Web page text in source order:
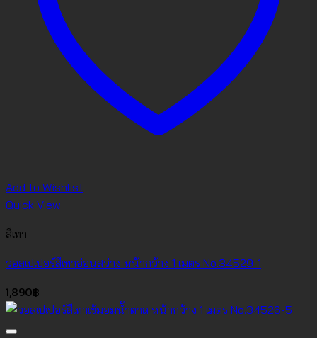
Add to Wishlist
Quick View
สีเทา
วอลเปเปอร์สีเทาอ่อนสว่าง หน้ากว้าง 1 เมตร No.34529-1
1,890฿